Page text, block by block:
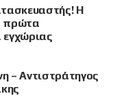
Η
πρώτα
– Αντιστράτηγος